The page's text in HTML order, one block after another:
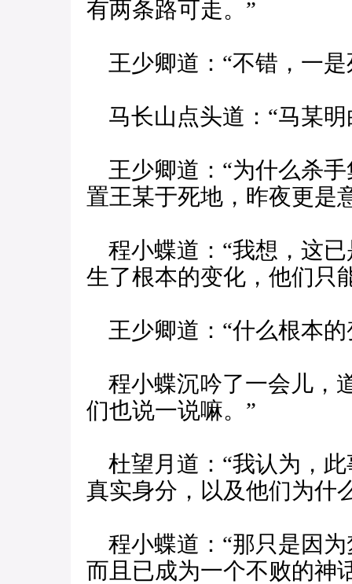
有两条路可走。”
王少卿道：“不错，一是
马长山点头道：“马某明
王少卿道：“为什么杀
置王某于死地，昨夜更是
程小蝶道：“我想，这
生了根本的变化，他们只
王少卿道：“什么根本的
程小蝶沉吟了一会儿，
们也说一说嘛。”
杜望月道：“我认为，
真实身分，以及他们为什
程小蝶道：“那只是因
而且已成为一个不败的神